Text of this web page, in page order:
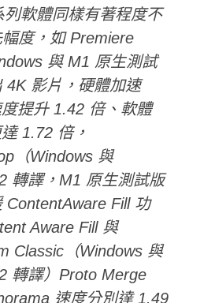
列軟體同樣有著程度不
度，如 Premiere
與 M1 原生測試
4K 影片，硬體加速
提升 1.42 倍、軟體
1.72 倍，
（Windows 與
轉譯，M1 原生測試版
ContentAware Fill 功
Aware Fill 與
Classic（Windows 與
轉譯）Proto Merge
速度分別達 1.49